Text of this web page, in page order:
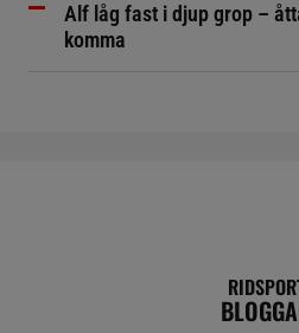
Alf låg fast i djup grop –
komma